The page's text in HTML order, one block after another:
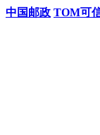
中国邮政 TOM可